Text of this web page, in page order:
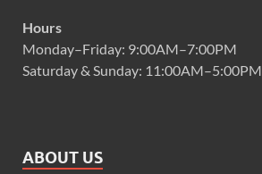
Hours
Monday–Friday: 9:00AM–7:00PM
Saturday & Sunday: 11:00AM–5:00PM
ABOUT US